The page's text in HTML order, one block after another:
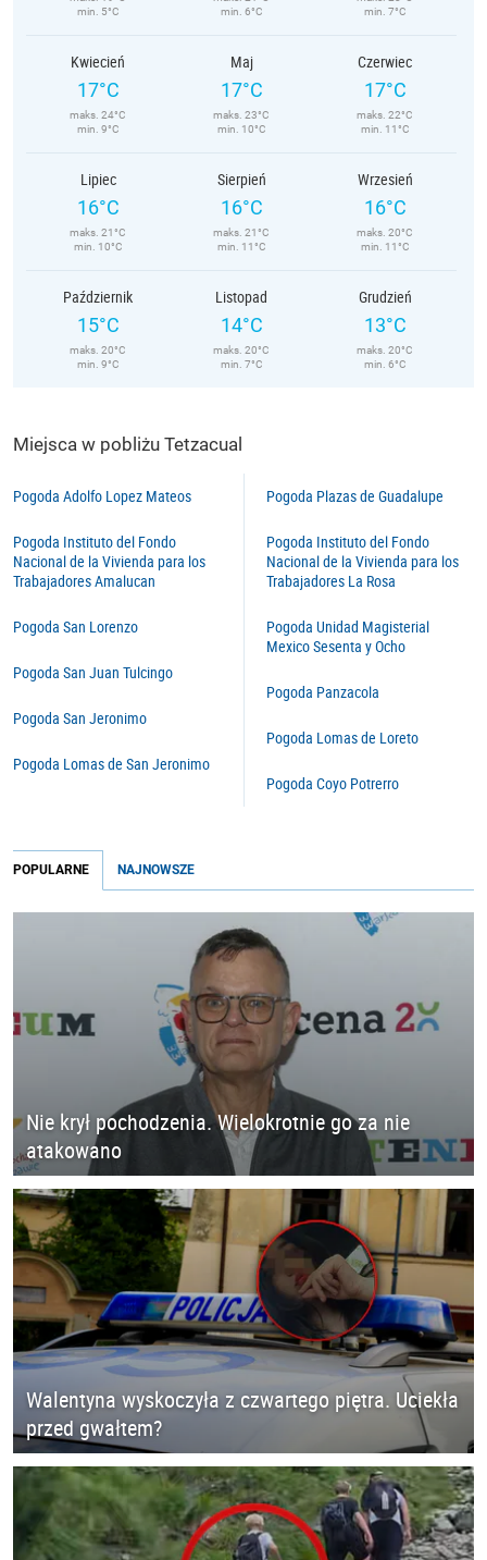
min. 5°C
min. 6°C
min. 7°C
Kwiecień
17°C
maks. 24°C
min. 9°C
Maj
17°C
maks. 23°C
min. 10°C
Czerwiec
17°C
maks. 22°C
min. 11°C
Lipiec
16°C
maks. 21°C
min. 10°C
Sierpień
16°C
maks. 21°C
min. 11°C
Wrzesień
16°C
maks. 20°C
min. 11°C
Październik
15°C
maks. 20°C
min. 9°C
Listopad
14°C
maks. 20°C
min. 7°C
Grudzień
13°C
maks. 20°C
min. 6°C
Miejsca w pobliżu Tetzacual
Pogoda Adolfo Lopez Mateos
Pogoda Instituto del Fondo
Nacional de la Vivienda para los
Trabajadores Amalucan
Pogoda San Lorenzo
Pogoda San Juan Tulcingo
Pogoda San Jeronimo
Pogoda Lomas de San Jeronimo
Pogoda Plazas de Guadalupe
Pogoda Instituto del Fondo
Nacional de la Vivienda para los
Trabajadores La Rosa
Pogoda Unidad Magisterial
Mexico Sesenta y Ocho
Pogoda Panzacola
Pogoda Lomas de Loreto
Pogoda Coyo Potrerro
POPULARNE NAJNOWSZE
Nie krył pochodzenia. Wielokrotnie go za nie
atakowano
Walentyna wyskoczyła z czwartego piętra. Uciekła
przed gwałtem?